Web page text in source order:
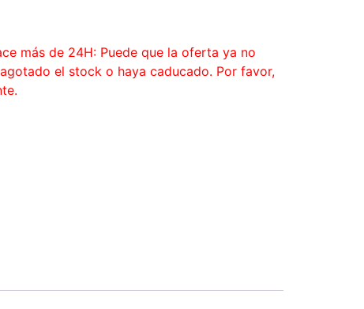
más de 24H: Puede que la oferta ya no
el stock o haya caducado. Por favor,